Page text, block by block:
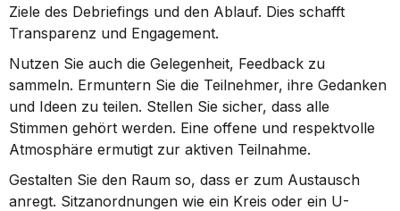
Ziele des Debriefings und den Ablauf. Dies schafft
Transparenz und Engagement.
Nutzen Sie auch die Gelegenheit, Feedback zu
sammeln. Ermuntern Sie die Teilnehmer, ihre Gedanken
und Ideen zu teilen. Stellen Sie sicher, dass alle
Stimmen gehört werden. Eine offene und respektvolle
Atmosphäre ermutigt zur aktiven Teilnahme.
Gestalten Sie den Raum so, dass er zum Austausch
anregt. Sitzanordnungen wie ein Kreis oder ein U-